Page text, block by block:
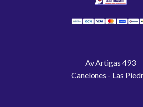
Av Artigas 493
Canelones - Las